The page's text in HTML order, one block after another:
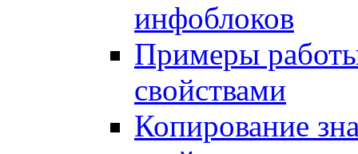
инфоблоков
Примеры
свойствами
Копирование